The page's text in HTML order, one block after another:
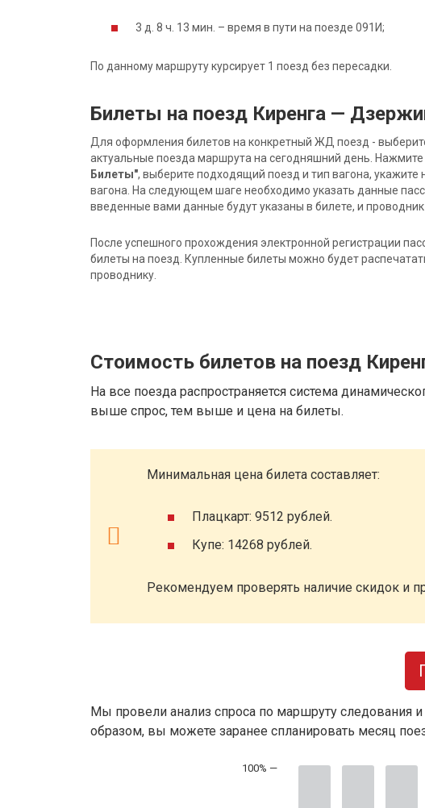
3 д. 8 ч. 13 мин. – время в пути на поезде 091И;
По данному маршруту курсирует 1 поезд без пересадки.
Билеты на поезд Киренга —
Для оформления билетов на конкретный ЖД поезд -
актуальные поезда маршрута на сегодняшний день. Нажмите
Билеты", выберите подходящий поезд и тип вагона,
вагона. На следующем шаге необходимо указать данные
введенные вами данные будут указаны в билете, и
После успешного прохождения электронной регистрации
билеты на поезд. Купленные билеты можно будет
проводнику.
Стоимость билетов на поезд
На все поезда распространяется система
выше спрос, тем выше и цена на билеты.
Минимальная цена билета составляет:
Плацкарт: 9512 рублей.
Купе: 14268 рублей.
Рекомендуем проверять наличие скидок и
Мы провели анализ спроса по маршруту следования
образом, вы можете заранее спланировать месяц